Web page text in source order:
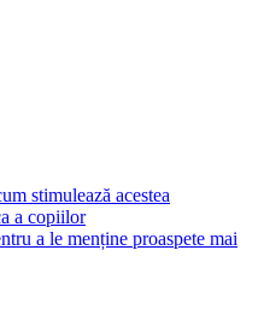
stimulează acestea
a copiilor
a le menține proaspete mai